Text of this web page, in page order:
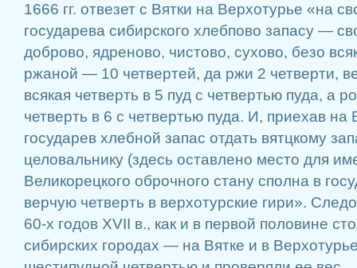
1666 гг. отвезет с Вятки на Верхотурье «на
государева сибирского хлебпово запасу —
доброво, ядреново, чистово, сухово, безо
ржаной — 10 четвертей, да ржи 2 четверти,
всякая четверть в 5 пуд с четвертью пуда, а
четверть в 6 с четвертью пуда. И, приехав на
государев хлебной запас отдать вятцкому
целовальнику (здесь оставлено место для
Великорецкого оброчного стану сполна в
верчую четверть в верхотурские гири».
60-х годов XVII в., как и в первой половине
сибирских городах — на Вятке и в